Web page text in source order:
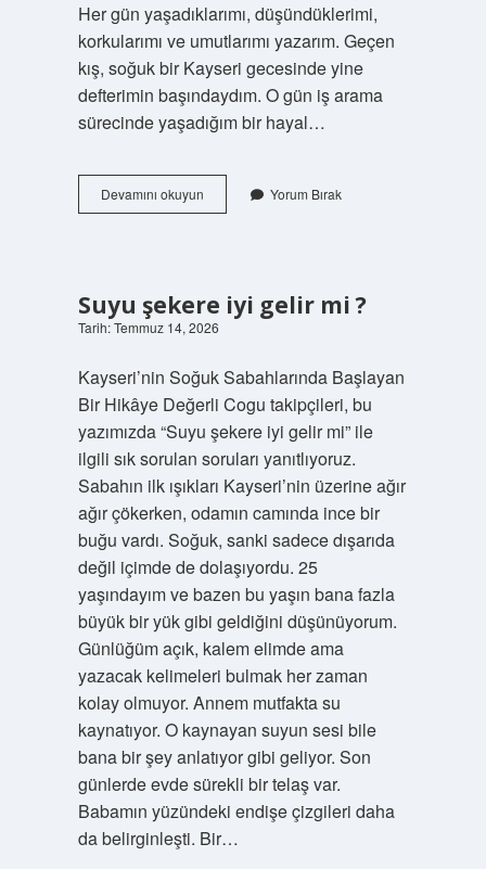
Her gün yaşadıklarımı, düşündüklerimi,
korkularımı ve umutlarımı yazarım. Geçen
kış, soğuk bir Kayseri gecesinde yine
defterimin başındaydım. O gün iş arama
sürecinde yaşadığım bir hayal…
Devamını okuyunAstronotların
maaşı
Yorum Bırak
Suyu şekere iyi gelir mi ?
Tarih: Temmuz 14, 2026
Kayseri’nin Soğuk Sabahlarında Başlayan
Bir Hikâye Değerli Cogu takipçileri, bu
yazımızda “Suyu şekere iyi gelir mi” ile
ilgili sık sorulan soruları yanıtlıyoruz.
Sabahın ilk ışıkları Kayseri’nin üzerine ağır
ağır çökerken, odamın camında ince bir
buğu vardı. Soğuk, sanki sadece dışarıda
değil içimde de dolaşıyordu. 25
yaşındayım ve bazen bu yaşın bana fazla
büyük bir yük gibi geldiğini düşünüyorum.
Günlüğüm açık, kalem elimde ama
yazacak kelimeleri bulmak her zaman
kolay olmuyor. Annem mutfakta su
kaynatıyor. O kaynayan suyun sesi bile
bana bir şey anlatıyor gibi geliyor. Son
günlerde evde sürekli bir telaş var.
Babamın yüzündeki endişe çizgileri daha
da belirginleşti. Bir…